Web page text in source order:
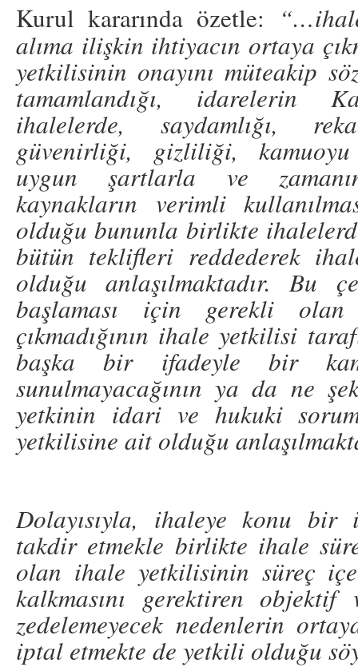
Kurul kararında özetle:
alıma ilişkin ihtiyacın ortaya
yetkilisinin onayını müteakip
tamamlandığı, idarelerin
ihalelerde, saydamlığı,
güvenirliği, gizliliği,
uygun şartlarla ve
kaynakların verimli
olduğu bununla birlikte
bütün teklifleri reddederek
olduğu anlaşılmaktadır. Bu
başlaması için gerekli olan
çıkmadığının ihale yetkilisi
başka bir ifadeyle bir
sunulmayacağının ya da ne
yetkinin idari ve hukuki
yetkilisine ait olduğu
Dolayısıyla, ihaleye konu bir
takdir etmekle birlikte ihale
olan ihale yetkilisinin süreç
kalkmasını gerektiren
zedelemeyecek nedenlerin
iptal etmekte de yetkili olduğu